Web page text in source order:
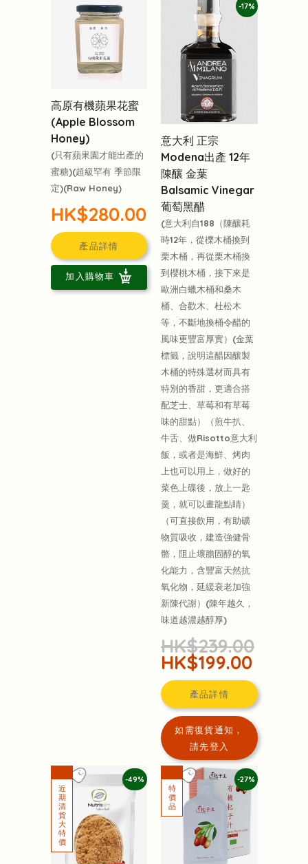
高原有機蘋果花蜜
(Apple Blossom
Honey)
(只有蘋果園才能出產的
蜜糖)(超級罕有 季節限
定)(Raw Honey)
HK$280.00
產品詳情
加入購物車
-17%
意大利 正宗
Modena出產 12年
陳釀 金葉
Balsamic Vinegar
葡萄黑醋
(意大利自188（陳釀耗
時12年，從櫟木桶換到
栗木桶，再從栗木桶換
到櫻桃木桶，接下來是
歐洲白蠟木桶和桑木
桶、合歡木、杜松木
等，不斷地換桶令醋的
風味更豐富厚實）(金葉
標籤，說明這醋因釀製
木桶的特殊選材而具有
特別的香甜，更適合搭
配芝士、草莓和有草莓
味的甜點）（煎牛扒、
牛舌、做Risotto意大利
飯，或者是海鮮、烤肉
上也可以用上，做好的
菜色上碟後，放上一匙
羹，就可以畫龍點睛）
（可直接飲用，有助礦
物質吸收，建造強健骨
骼，阻止壞膽固醇的氧
化能力，含豐富天然抗
氧化物，延緩衰老加強
新陳代謝）(陳年越久，
味道越濃越醇厚)
HK$239.00
HK$199.00
產品詳情
如需復貨通知，
請先登入
-49% -27%